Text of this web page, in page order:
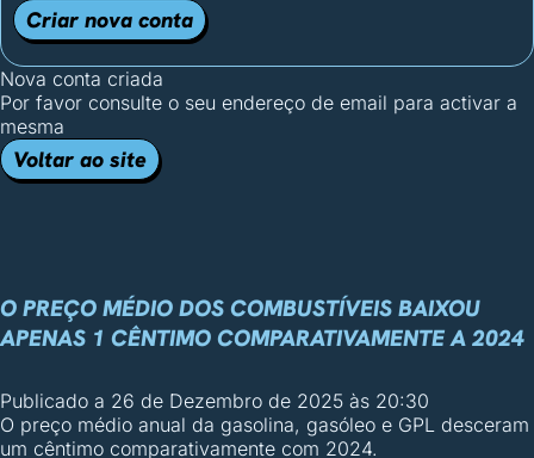
Criar nova conta
Nova conta criada
Por favor consulte o seu endereço de email para activar a
mesma
Voltar ao site
O PREÇO MÉDIO DOS COMBUSTÍVEIS BAIXOU
APENAS 1 CÊNTIMO COMPARATIVAMENTE A 2024
Publicado a 26 de Dezembro de 2025 às 20:30
O preço médio anual da gasolina, gasóleo e GPL desceram
um cêntimo comparativamente com 2024.